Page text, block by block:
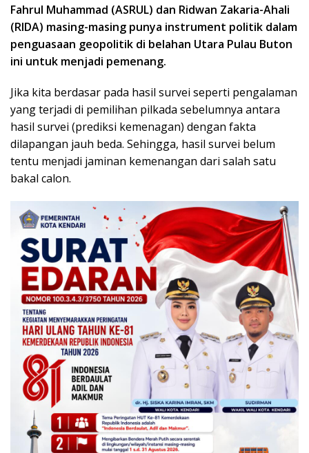
Fahrul Muhammad (ASRUL) dan Ridwan Zakaria-Ahali
(RIDA) masing-masing punya instrument politik dalam
penguasaan geopolitik di belahan Utara Pulau Buton
ini untuk menjadi pemenang.
Jika kita berdasar pada hasil survei seperti pengalaman
yang terjadi di pemilihan pilkada sebelumnya antara
hasil survei (prediksi kemenagan) dengan fakta
dilapangan jauh beda. Sehingga, hasil survei belum
tentu menjadi jaminan kemenangan dari salah satu
bakal calon.